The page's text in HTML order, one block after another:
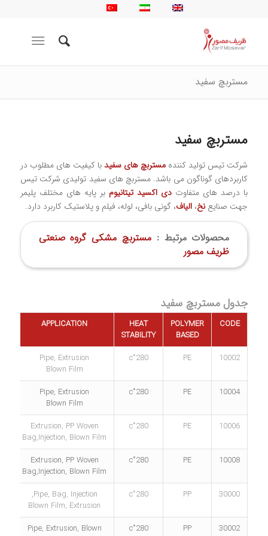
مستربچ سفید
مستربچ سفید
شرکت تيس توليد كننده مستربچ های سفيدبا كيفيت های مطلوب در
كاربردهای گوناگون می باشد. مستربچ های سفيد توليدی شركت تيس
با درصد های متفاوت دی اكسيد تيتانيوم بر پايه های مختلف پليمر
جهت صنايعنخ، الياف، گونی بافی، لوله، فیلم و پلاستیک كاربرد دارد.
محصولات مرتبط : مستربچ مشکی گروه صنعتی
ظریف مصور
جدول مستربچ سفید
CODE
POLYMER
BASED
HEAT
STABILITY
APPLICATION
10002
PE
280˚c
Pipe, Extrusion
Blown Film
10004
PE
280˚c
Pipe, Extrusion
Blown Film
10006
PE
280˚c
Extrusion, PP Woven
Bag,Injection, Blown Film
10008
PE
280˚c
Extrusion, PP Woven
Bag,Injection, Blown Film
30000
PP
280˚c
Pipe, Bag, Injection,
Blown Film, Extrusion
30002
PP
280˚c
Pipe, Extrusion, Blown